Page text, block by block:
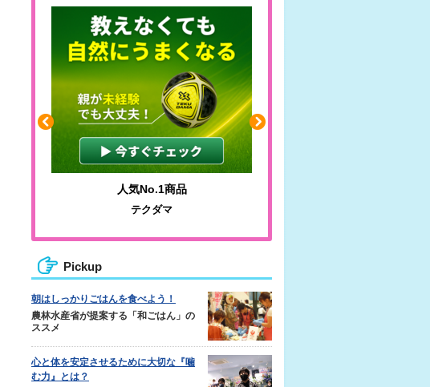
人気No.1商品
テクダマ
Pickup
朝はしっかりごはんを食べよう！
農林水産省が提案する「和ごはん」の
ススメ
心と体を安定させるために大切な『噛
む力』とは？